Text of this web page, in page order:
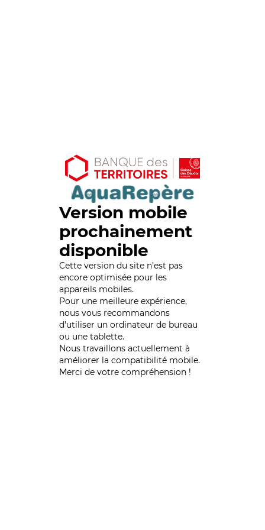
Version mobile
prochainement
disponible
Cette version du site n’est pas
encore optimisée pour les
appareils mobiles.
Pour une meilleure expérience,
nous vous recommandons
d'utiliser un ordinateur de bureau
ou une tablette.
Nous travaillons actuellement à
améliorer la compatibilité mobile.
Merci de votre compréhension !